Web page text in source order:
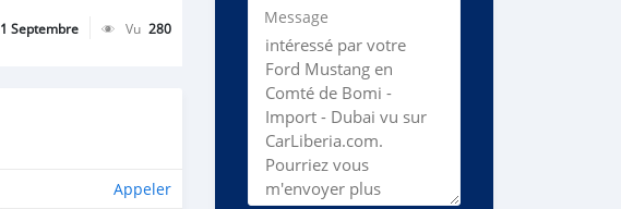
1 Septembre Vu 280
Appeler
Message